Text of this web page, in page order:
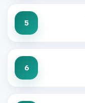
5
6